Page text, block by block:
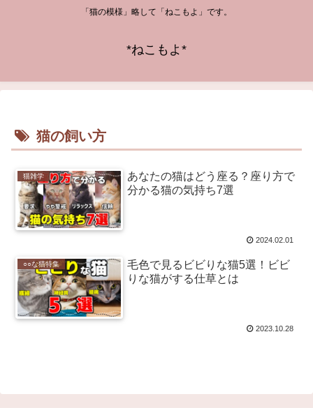
「猫の模様」略して「ねこもよ」です。
*ねこもよ*
猫の飼い方
猫雑学
あなたの猫はどう座る？座り方で
分かる猫の気持ち7選
2024.02.01
○○な猫特集
毛色で見るビビりな猫5選！ビビ
りな猫がする仕草とは
2023.10.28